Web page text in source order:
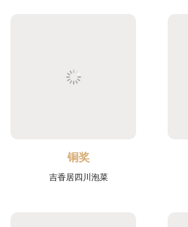
铜奖
吉香居四川泡菜